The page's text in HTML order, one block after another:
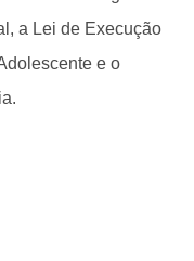
a Lei de Execução
e o